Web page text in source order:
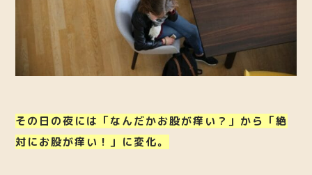
その日の夜には「なんだかお股が痒い？」から「絶
対にお股が痒い！」に変化。